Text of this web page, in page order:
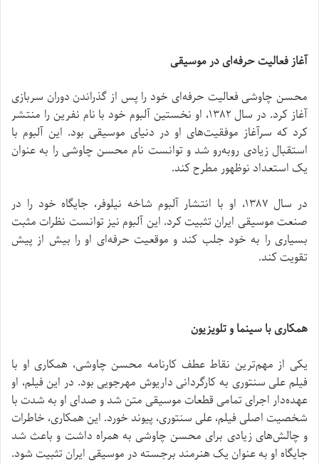
آغاز فعالیت حرفه‌ای در موسیقی
محسن چاوشی فعالیت حرفه‌ای خود را پس از گذراندن دوران سربازی
آغاز کرد. در سال ۱۳۸۲، او نخستین آلبوم خود با نام نفرین را منتشر
کرد که سرآغاز موفقیت‌های او در دنیای موسیقی بود. این آلبوم با
استقبال زیادی روبه‌رو شد و توانست نام محسن چاوشی را به عنوان
یک استعداد نوظهور مطرح کند.
در سال ۱۳۸۷، او با انتشار آلبوم شاخه نیلوفر، جایگاه خود را در
صنعت موسیقی ایران تثبیت کرد. این آلبوم نیز توانست نظرات مثبت
بسیاری را به خود جلب کند و موقعیت حرفه‌ای او را بیش از پیش
تقویت کند.
همکاری با سینما و تلویزیون
یکی از مهم‌ترین نقاط عطف کارنامه محسن چاوشی، همکاری او با
فیلم علی سنتوری به کارگردانی داریوش مهرجویی بود. در این فیلم، او
عهده‌دار اجرای تمامی قطعات موسیقی متن شد و صدای او به شدت با
شخصیت اصلی فیلم، علی سنتوری، پیوند خورد. این همکاری، خاطرات
و چالش‌های زیادی برای محسن چاوشی به همراه داشت و باعث شد
جایگاه او به عنوان یک هنرمند برجسته در موسیقی ایران تثبیت شود.